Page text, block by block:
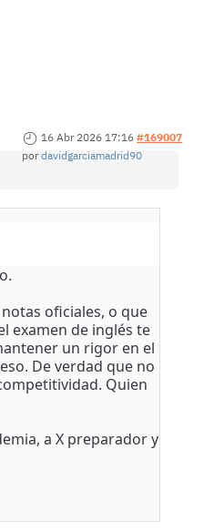
16 Abr 2026 17:16 #169007
pordavidgarciamadrid90
oficiales, o que
examen de inglés te
un rigor en el
De verdad que no
Quien
a X preparador y